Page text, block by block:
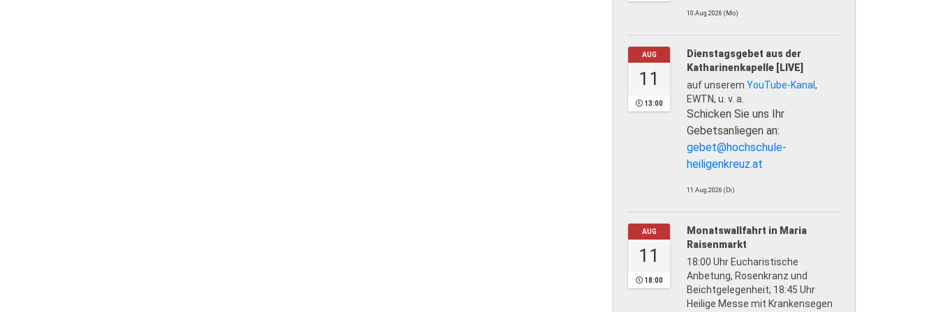
10.Aug.2026 (Mo)
AUG
11
13:00
Dienstagsgebet aus der
Katharinenkapelle [LIVE]
auf unserem YouTube-Kanal ,
EWTN, u. v. a.
Schicken Sie uns Ihr
Gebetsanliegen an:
gebet@hochschule-
heiligenkreuz.at
11.Aug.2026 (Di)
AUG
11
18:00
Monatswallfahrt in Maria
Raisenmarkt
18:00 Uhr Eucharistische
Anbetung, Rosenkranz und
Beichtgelegenheit; 18:45 Uhr
Heilige Messe mit Krankensegen